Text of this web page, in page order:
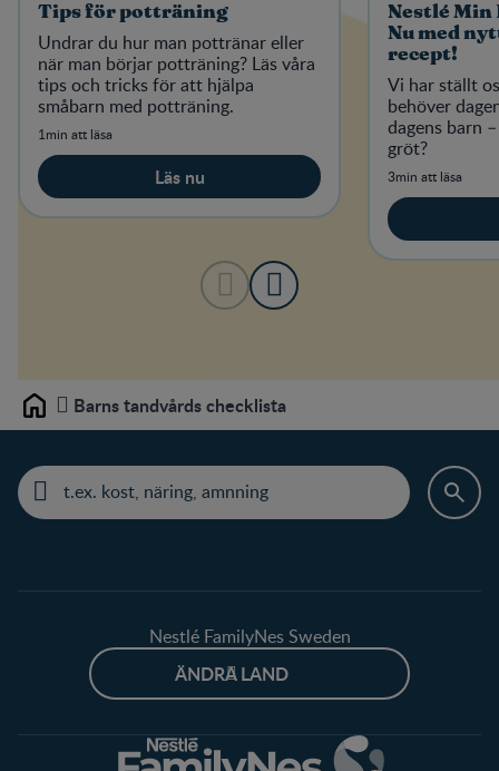
Tips för potträning
Undrar du hur man pottränar eller
när man börjar potträning? Läs våra
tips och tricks för att hjälpa
småbarn med potträning.
1min att läsa
Läs nu
Nestlé
Nu med
recept!
Vi har ställt
behöver
dagens barn
gröt?
3min att läsa
Home Barns tandvårds checklista
Nestlé FamilyNes Sweden
ÄNDRA LAND